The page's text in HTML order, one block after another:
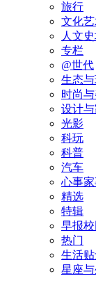
旅行
文化
人文
专栏
@世代
生态
时尚
设计
光影
科玩
科普
汽车
心事
精选
特辑
早报校
热门
生活
星座与